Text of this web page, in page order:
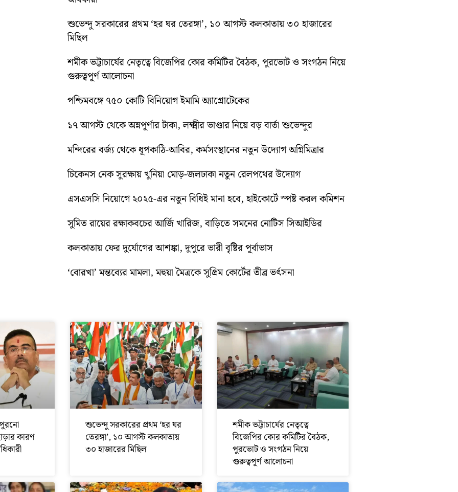
শুভেন্দু সরকারের প্রথম ‘হর ঘর তেরঙ্গা’, ১০ আগস্ট কলকাতায় ৩০ হাজারের
মিছিল
শমীক ভট্টাচার্যের নেতৃত্বে বিজেপির কোর কমিটির বৈঠক, পুরভোট ও সংগঠন নিয়ে
গুরুত্বপূর্ণ আলোচনা
পশ্চিমবঙ্গে ৭৫০ কোটি বিনিয়োগ ইমামি অ্যাগ্রোটেকের
১৭ আগস্ট থেকে অন্নপূর্ণার টাকা, লক্ষ্মীর ভাণ্ডার নিয়ে বড় বার্তা শুভেন্দুর
মন্দিরের বর্জ্য থেকে ধূপকাঠি-আবির, কর্মসংস্থানের নতুন উদ্যোগ অগ্নিমিত্রার
চিকেনস নেক সুরক্ষায় খুনিয়া মোড়-জলঢাকা নতুন রেলপথের উদ্যোগ
এসএসসি নিয়োগে ২০২৫-এর নতুন বিধিই মানা হবে, হাইকোর্টে স্পষ্ট করল কমিশন
সুমিত রায়ের রক্ষাকবচের আর্জি খারিজ, বাড়িতে সমনের নোটিস সিআইডির
কলকাতায় ফের দুর্যোগের আশঙ্কা, দুপুরে ভারী বৃষ্টির পূর্বাভাস
‘বোরখা’ মন্তব্যের মামলা, মহুয়া মৈত্রকে সুপ্রিম কোর্টের তীব্র ভর্ৎসনা
কারণ
শুভেন্দু সরকারের প্রথম ‘হর ঘর
তেরঙ্গা’, ১০ আগস্ট কলকাতায়
৩০ হাজারের মিছিল
শমীক ভট্টাচার্যের নেতৃত্বে
বিজেপির কোর কমিটির বৈঠক,
পুরভোট ও সংগঠন নিয়ে
গুরুত্বপূর্ণ আলোচনা